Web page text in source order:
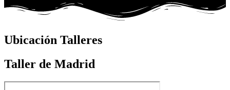
Ubicación Talleres
Taller de Madrid